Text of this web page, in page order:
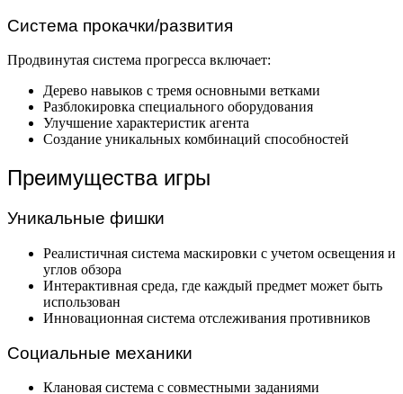
Система прокачки/развития
Продвинутая система прогресса включает:
Дерево навыков с тремя основными ветками
Разблокировка специального оборудования
Улучшение характеристик агента
Создание уникальных комбинаций способностей
Преимущества игры
Уникальные фишки
Реалистичная система маскировки с учетом освещения и
углов обзора
Интерактивная среда, где каждый предмет может быть
использован
Инновационная система отслеживания противников
Социальные механики
Клановая система с совместными заданиями